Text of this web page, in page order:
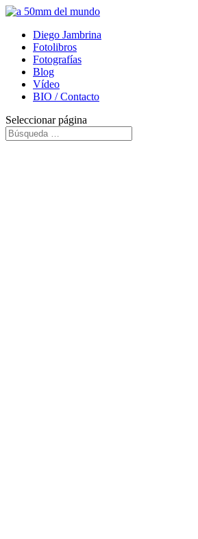
Diego Jambrina
Fotolibros
Fotografías
Blog
Vídeo
BIO / Contacto
Seleccionar página